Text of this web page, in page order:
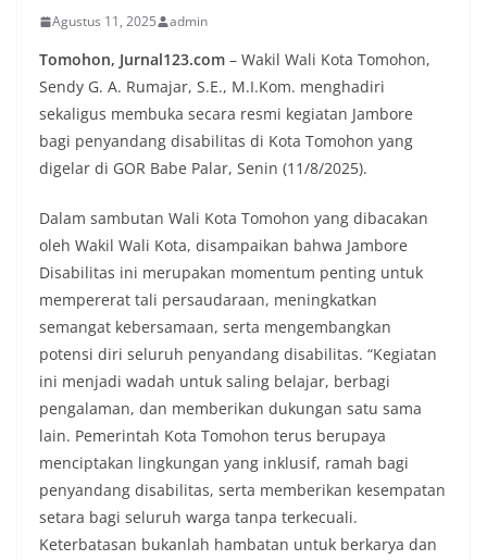
Agustus 11, 2025 admin
Tomohon, Jurnal123.com – Wakil Wali Kota Tomohon,
Sendy G. A. Rumajar, S.E., M.I.Kom. menghadiri
sekaligus membuka secara resmi kegiatan Jambore
bagi penyandang disabilitas di Kota Tomohon yang
digelar di GOR Babe Palar, Senin (11/8/2025).
Dalam sambutan Wali Kota Tomohon yang dibacakan
oleh Wakil Wali Kota, disampaikan bahwa Jambore
Disabilitas ini merupakan momentum penting untuk
mempererat tali persaudaraan, meningkatkan
semangat kebersamaan, serta mengembangkan
potensi diri seluruh penyandang disabilitas. “Kegiatan
ini menjadi wadah untuk saling belajar, berbagi
pengalaman, dan memberikan dukungan satu sama
lain. Pemerintah Kota Tomohon terus berupaya
menciptakan lingkungan yang inklusif, ramah bagi
penyandang disabilitas, serta memberikan kesempatan
setara bagi seluruh warga tanpa terkecuali.
Keterbatasan bukanlah hambatan untuk berkarya dan